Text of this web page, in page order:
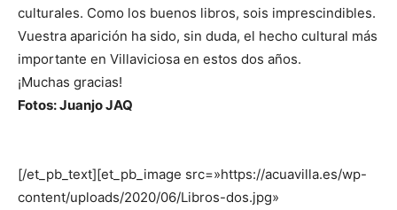
culturales. Como los buenos libros, sois imprescindibles.
Vuestra aparición ha sido, sin duda, el hecho cultural más
importante en Villaviciosa en estos dos años.
¡Muchas gracias!
Fotos: Juanjo JAQ
[/et_pb_text][et_pb_image src=»https://acuavilla.es/wp-
content/uploads/2020/06/Libros-dos.jpg»